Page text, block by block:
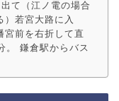
て（江ノ電の場合
）若宮大路に入
宮前を右折して直
。 鎌倉駅からバス